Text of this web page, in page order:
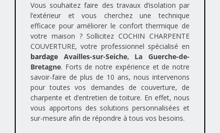
Vous souhaitez faire des travaux d’isolation par
l’extérieur et vous cherchez une technique
efficace pour améliorer le confort thermique de
votre maison ? Sollicitez COCHIN CHARPENTE
COUVERTURE, votre professionnel spécialisé en
bardage Availles-sur-Seiche, La Guerche-de-
Bretagne. Forts de notre expérience et de notre
savoir-faire de plus de 10 ans, nous intervenons
pour toutes vos demandes de couverture, de
charpente et d’entretien de toiture. En effet, nous
vous apportons des solutions personnalisées et
sur-mesure afin de répondre à tous vos besoins.